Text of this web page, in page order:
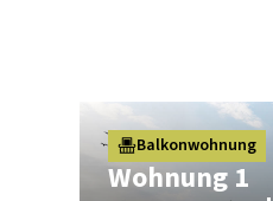
Wohnung 1
Balkonwohnung